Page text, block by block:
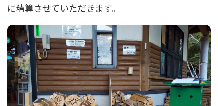
に精算させていただきます。